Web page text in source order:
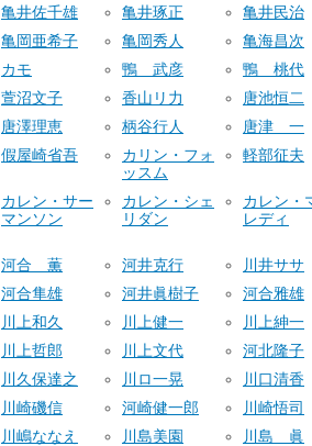
亀井佐千雄 亀井琢正
亀井民治
亀岡亜希子 亀岡秀人
亀海昌次
カモ 鴨 武彦
鴨 桃代
萱沼文子 香山リ力
唐池恒二
唐澤理恵 柄谷行人
唐津 一
假屋崎省吾
カリン・フォ
ッスム
軽部征夫
カレン・サー
マンソン
カレン・シェ
リダン
カレン・
レディ
河合 薫 河井克行
川井ササ
河合隼雄 河井眞樹子
河合雅雄
川上和久 川上健一
川上紳一
川上哲郎 川上文代
河北隆子
川久保達之 川ロ一晃
川口清香
川崎磯信 河崎健一郎
川崎悟司
川嶋ななえ 川島美園
川島 眞